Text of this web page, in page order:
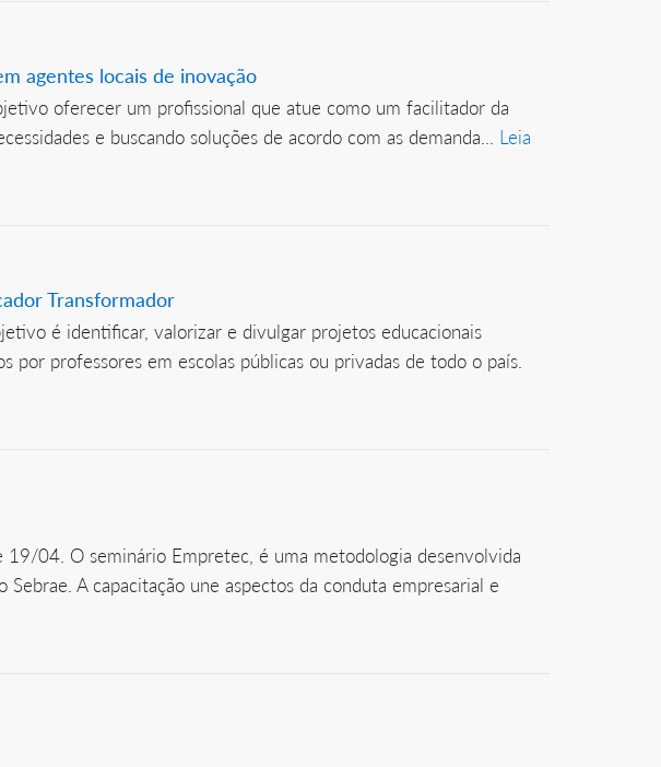
agentes locais de inovação
oferecer um profissional que atue como um facilitador da
e buscando soluções de acordo com as demanda... Leia
Transformador
é identificar, valorizar e divulgar projetos educacionais
professores em escolas públicas ou privadas de todo o país.
04. O seminário Empretec, é uma metodologia desenvolvida
A capacitação une aspectos da conduta empresarial e